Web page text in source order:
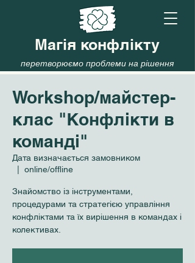
Магія конфлікту
перетворюємо проблеми на рішення
Workshop/майстер-
клас "Конфлікти в
команді"
Дата визначається замовником
online/offline
Знайомство із інструментами,
процедурами та стратегією управління
конфліктами та їх вирішення в командах і
колективах.